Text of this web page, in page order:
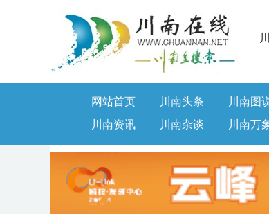
网站首页 川南头条
川南图
川南资讯
川南杂谈 川南万